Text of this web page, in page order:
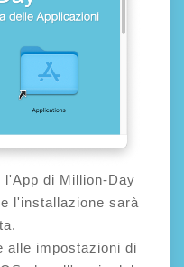
l'App di Million-Day
l'installazione sarà
alle impostazioni di